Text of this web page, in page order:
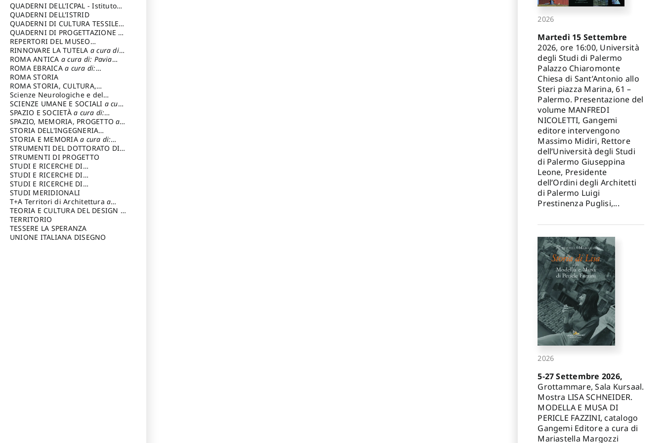
SOSTENIBILE
QUADERNI DELL'ICPAL - Istituto
centrale per il restauro e la
conservazione del patrimonio
archivistico e librario
QUADERNI DELL'ISTRID
QUADERNI DI CULTURA TESSILEa
cura di: Crispolti Livia
QUADERNI DI PROGETTAZIONE a
cura di: Giura Longo Tommaso
REPERTORI DEL MUSEO
CENTRALE DEL RISORGIMENTOa
cura di: Pizzo Marco
RINNOVARE LA TUTELA a cura di:
Cicalò Enrico
ROMA ANTICA a cura di: Pavia
Carlo
ROMA EBRAICAa cura di:
Procaccia Claudio
ROMA STORIA
ROMA STORIA, CULTURA,
IMMAGINEa cura di: Fagiolo
Marcello
Scienze Neurologiche e del
Comportamento
SCIENZE UMANE E SOCIALI a cura
di: Iannizzi Salvatore
SPAZIO E SOCIETÀa cura di:
Cassetti Roberto
SPAZIO, MEMORIA, PROGETTOa
cura di: Rossi Massimo
STORIA DELL'INGEGNERIA
STRUTTURALE IN ITALIAa cura di:
Poretti Sergio
STORIA E MEMORIAa cura di:
Rossi Lauro
STRUMENTI DEL DOTTORATO DI
RICERCA IN RILIEVO E
RAPPRESENTAZIONE
DELL’ARCHITETTURA E
DELL’AMBIENTEa cura di: Migliari
Riccardo
STRUMENTI DI PROGETTO
STUDI E RICERCHE DI
ARCHEOLOGIA IN SICILIA
di: Pelagatti Paola
STUDI E RICERCHE DI
ARCHITETTURA del Dipartimento
di Architettura Università degli
Studi G. d' Annunzio
STUDI E RICERCHE DI
ARCHITETTURA del Dipartimento
di Architettura Università degli
Studi G. d' Annunzio, Chieti-
Pescaraa cura di: Fusero Paolo
STUDI MERIDIONALI
T+A Territori di Architetturaa
cura di: Ramazzotti Luigi
TEORIA E CULTURA DEL DESIGN a
cura di: Furlanis Giuseppe
TERRITORIO
TESSERE LA SPERANZA
UNIONE ITALIANA DISEGNO
2026
Martedì 15 Settembre
2026, ore 16:00, Università
degli Studi di Palermo
Palazzo Chiaromonte
Chiesa di Sant’Antonio allo
Steri piazza Marina, 61 –
Palermo. Presentazione del
volume MANFREDI
NICOLETTI, Gangemi
editore intervengono
Massimo Midiri, Rettore
dell’Università degli Studi
di Palermo Giuseppina
Leone, Presidente
dell’Ordini degli Architetti
di Palermo Luigi
Prestinenza Puglisi,...
2026
5-27 Settembre 2026,
Grottammare, Sala Kursaal.
Mostra LISA SCHNEIDER.
MODELLA E MUSA DI
PERICLE FAZZINI, catalogo
Gangemi Editore a cura di
Mariastella Margozzi